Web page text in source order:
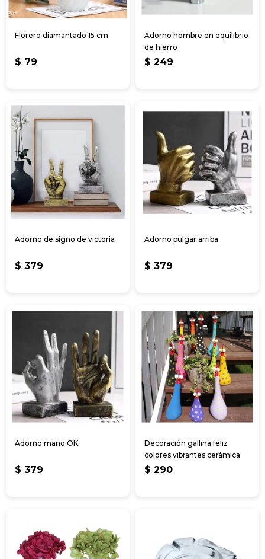
Florero diamantado 15 cm
$ 79
Adorno hombre en equilibrio
de hierro
$ 249
Adorno de signo de victoria
$ 379
Adorno pulgar arriba
$ 379
Adorno mano OK
$ 379
Decoración gallina feliz
colores vibrantes cerámica
$ 290